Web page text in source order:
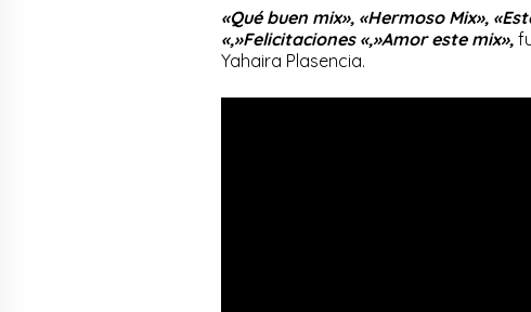
«Qué buen mix», «Hermoso Mix»,
«,»Felicitaciones «,»Amor este mix»,
Yahaira Plasencia.